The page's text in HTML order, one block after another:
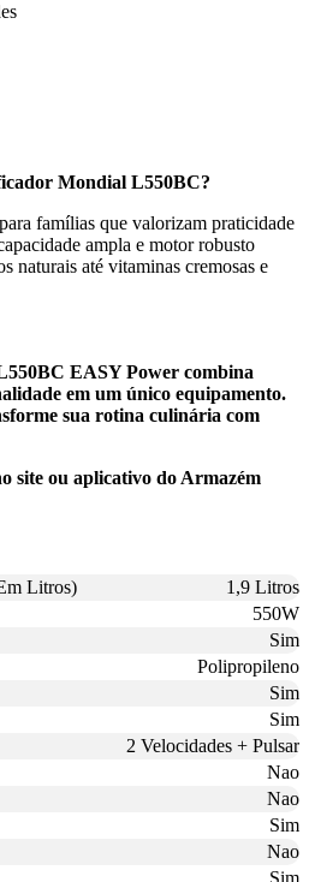
Mondial L550BC?
famílias que valorizam praticidade
ampla e motor robusto
naturais até vitaminas cremosas e
EASY Power combina
em um único equipamento.
sua rotina culinária com
site ou aplicativo do Armazém
Litros)
1,9 Litros
550W
Sim
Polipropileno
Sim
Sim
2 Velocidades + Pulsar
Nao
Nao
Sim
Nao